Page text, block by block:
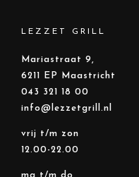
LEZZET GRILL
Mariastraat 9,
6211 EP Maastricht
043 321 18 00
info@lezzetgrill.nl
vrij t/m zon
12.00-22.00
ma t/m do